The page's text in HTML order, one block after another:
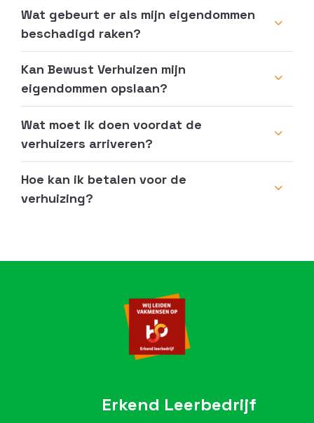
Wat gebeurt er als mijn eigendommen
beschadigd raken?
Kan Bewust Verhuizen mijn
eigendommen opslaan?
Wat moet ik doen voordat de
verhuizers arriveren?
Hoe kan ik betalen voor de
verhuizing?
Erkend Leerbedrijf